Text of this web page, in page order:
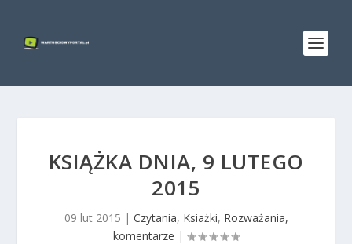
KSIĄŻKA DNIA, 9 LUTEGO
2015
09 lut 2015 | Czytania, Ksiażki, Rozważania,
komentarze |